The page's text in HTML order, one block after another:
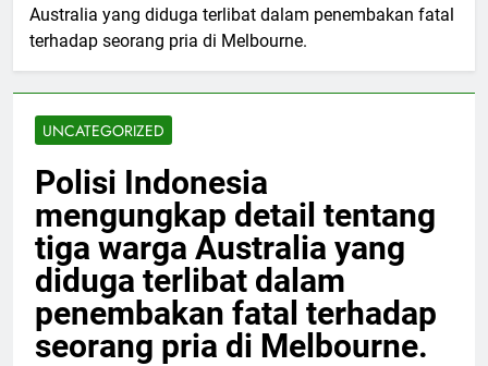
Australia yang diduga terlibat dalam penembakan fatal
terhadap seorang pria di Melbourne.
UNCATEGORIZED
Polisi Indonesia
mengungkap detail tentang
tiga warga Australia yang
diduga terlibat dalam
penembakan fatal terhadap
seorang pria di Melbourne.